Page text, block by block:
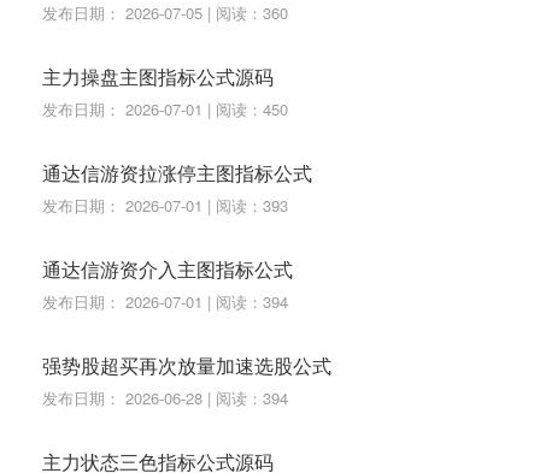
发布日期： 2026-07-05 | 阅读：360
主力操盘主图指标公式源码
发布日期： 2026-07-01 | 阅读：450
通达信游资拉涨停主图指标公式
发布日期： 2026-07-01 | 阅读：393
通达信游资介入主图指标公式
发布日期： 2026-07-01 | 阅读：394
强势股超买再次放量加速选股公式
发布日期： 2026-06-28 | 阅读：394
主力状态三色指标公式源码